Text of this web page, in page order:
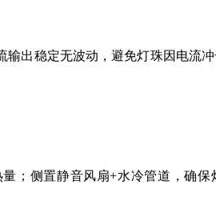
出稳定无波动，避免灯珠因电流
；侧置静音风扇+水冷管道，确保